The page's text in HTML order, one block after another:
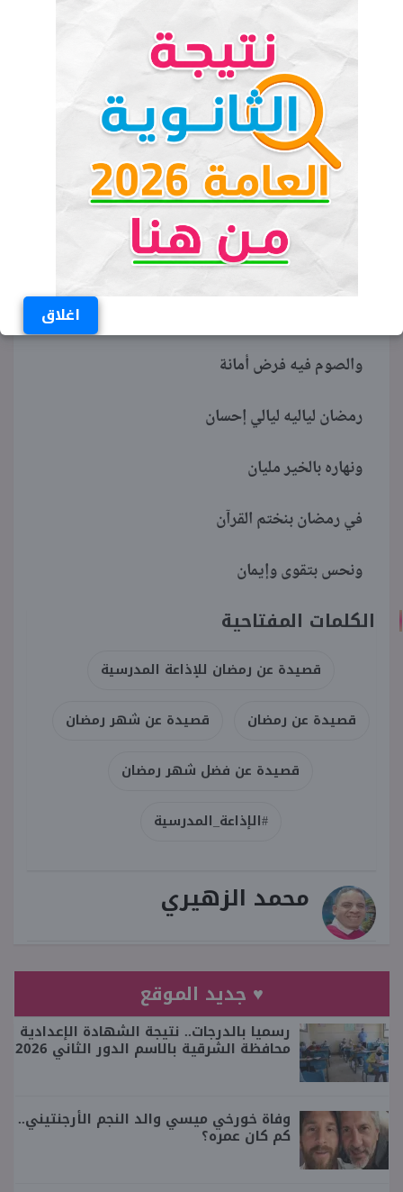
اغلاق
شهر رمضان هل هلاله
وسط النجوم زايد نور
رمضان كريم بكرم ربنا
وخيره معانا
رمضان كريم رمضان جانا
والصوم فيه فرض أمانة
رمضان لياليه ليالي إحسان
ونهاره بالخير مليان
في رمضان بنختم القرآن
ونحس بتقوى وإيمان
الكلمات المفتاحية
قصيدة عن رمضان للإذاعة المدرسية
قصيدة عن رمضان قصيدة عن شهر رمضان
قصيدة عن فضل شهر رمضان
#الإذاعة_المدرسية
محمد الزهيري
♥ جديد الموقع
رسميا بالدرجات.. نتيجة الشهادة الإعدادية
محافظة الشرقية بالاسم الدور الثاني 2026
وفاة خورخي ميسي والد النجم الأرجنتيني..
كم كان عمره؟